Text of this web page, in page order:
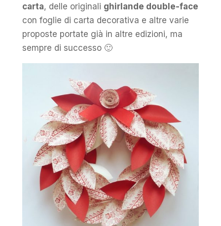
carta, delle originali ghirlande double-face
con foglie di carta decorativa e altre varie
proposte portate già in altre edizioni, ma
sempre di successo 🙂